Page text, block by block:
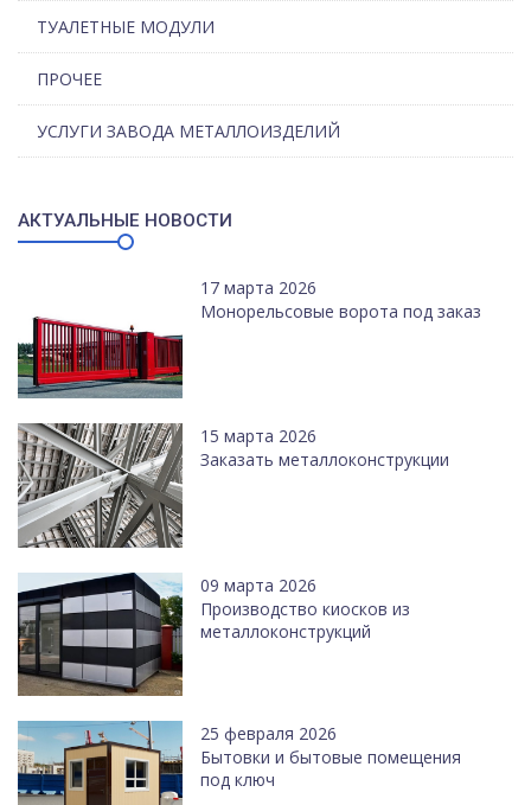
ТУАЛЕТНЫЕ МОДУЛИ
ПРОЧЕЕ
УСЛУГИ ЗАВОДА МЕТАЛЛОИЗДЕЛИЙ
АКТУАЛЬНЫЕ НОВОСТИ
17 марта 2026
Монорельсовые ворота под заказ
15 марта 2026
Заказать металлоконструкции
09 марта 2026
Производство киосков из
металлоконструкций
25 февраля 2026
Бытовки и бытовые помещения
под ключ